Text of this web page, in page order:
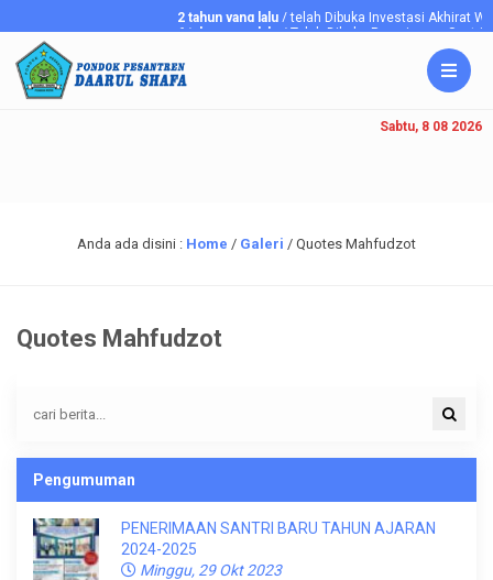
2 tahun yang lalu/ telah Dibuka Investasi Akhirat
6 tahun yang lalu/ Telah Dibuka Penerimaan
Sabtu, 8 08 2026
Anda ada disini : Home / Galeri / Quotes Mahfudzot
Quotes Mahfudzot
Pengumuman
PENERIMAAN SANTRI BARU TAHUN AJARAN
2024-2025
Minggu, 29 Okt 2023